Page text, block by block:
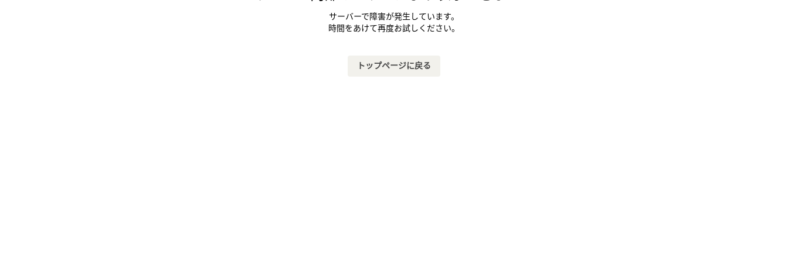
サーバーで障害が発生しています。
時間をあけて再度お試しください。
トップページに戻る